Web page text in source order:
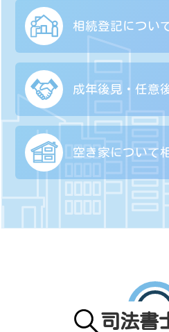
相続登記につい
成年後見・任意
空き家について
司法書